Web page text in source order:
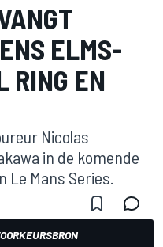
ELMS-
RING EN
Nicolas
in de komende
Le Mans Series.